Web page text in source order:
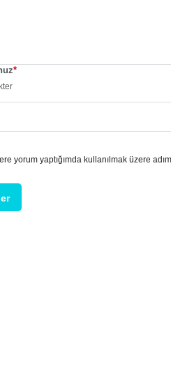
*
yorum yaptığımda kullanılmak üzere